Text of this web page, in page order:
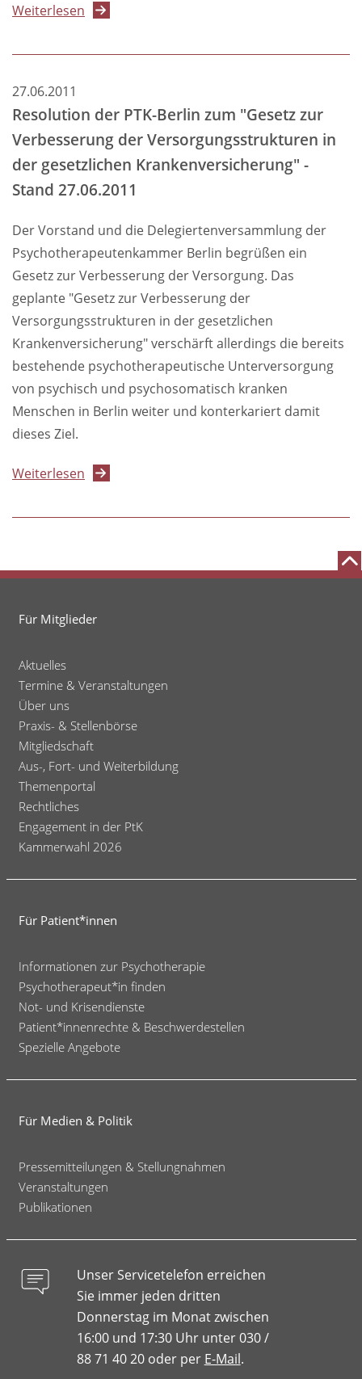
Weiterlesen über
Bundeskabinett
Versorgung
von
Menschen
mit
Erkrankungen
27.06.2011
Resolution der PTK-Berlin zum "Gesetz zur
Verbesserung der Versorgungsstrukturen in
der gesetzlichen Krankenversicherung" -
Stand 27.06.2011
Der Vorstand und die Delegiertenversammlung der
Psychotherapeutenkammer Berlin begrüßen ein
Gesetz zur Verbesserung der Versorgung. Das
geplante "Gesetz zur Verbesserung der
Versorgungsstrukturen in der gesetzlichen
Krankenversicherung" verschärft allerdings die bereits
bestehende psychotherapeutische Unterversorgung
von psychisch und psychosomatisch kranken
Menschen in Berlin weiter und konterkariert damit
dieses Ziel.
Weiterlesen über
der
Versorgungsstrukturen
in
der
gesetzlichen
Krankenversicherung"
Stand
27.06.2011
Für Mitglieder
Aktuelles
Termine & Veranstaltungen
Über uns
Praxis- & Stellenbörse
Mitgliedschaft
Aus-, Fort- und Weiterbildung
Themenportal
Rechtliches
Engagement in der PtK
Kammerwahl 2026
Für Patient*innen
Informationen zur Psychotherapie
Psychotherapeut*in finden
Not- und Krisendienste
Patient*innenrechte & Beschwerdestellen
Spezielle Angebote
Für Medien & Politik
Pressemitteilungen & Stellungnahmen
Veranstaltungen
Publikationen
Unser Servicetelefon erreichen
Sie immer jeden dritten
Donnerstag im Monat zwischen
16:00 und 17:30 Uhr unter 030 /
88 71 40 20 oder per E-Mail.